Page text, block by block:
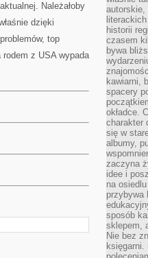
Należałoby
dzięki
top
z USA wypada
autorskie,
historii
czasem
bywa
kawiarni,
spacery
okładce.
charakter
się w
albumy,
zaczyna
idee i
na
przybywa
sposób
sklepem,
Nie bez
księgarni.